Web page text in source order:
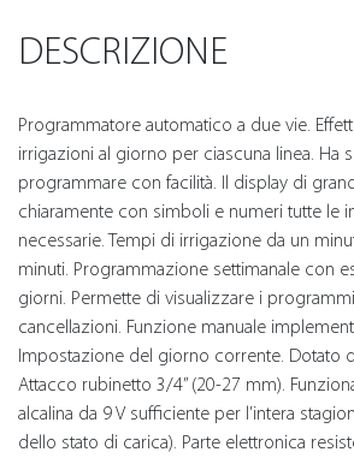
DESCRIZIONE
Programmatore automatico a due vie.
irrigazioni al giorno per ciascuna linea. Ha
programmare con facilità. Il display di
chiaramente con simboli e numeri tutte le
necessarie. Tempi di irrigazione da un
minuti. Programmazione settimanale con
giorni. Permette di visualizzare i
cancellazioni. Funzione manuale
Impostazione del giorno corrente. Dotato
Attacco rubinetto 3/4” (20-27 mm).
alcalina da 9 V sufficiente per l’intera
dello stato di carica). Parte elettronica